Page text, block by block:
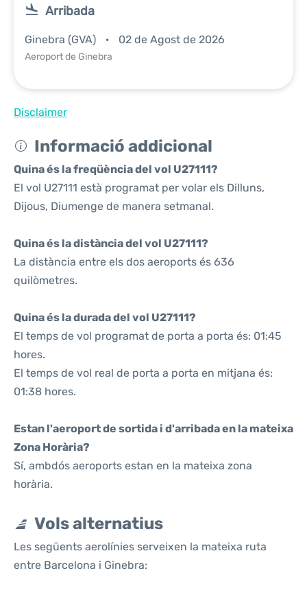
Arribada
Ginebra (GVA) 02 de Agost de 2026
Aeroport de Ginebra
Disclaimer
Informació addicional
Quina és la freqüència del vol U27111?
El vol U27111 està programat per volar els Dilluns,
Dijous, Diumenge de manera setmanal.
Quina és la distància del vol U27111?
La distància entre els dos aeroports és 636
quilòmetres.
Quina és la durada del vol U27111?
El temps de vol programat de porta a porta és: 01:45
hores.
El temps de vol real de porta a porta en mitjana és:
01:38 hores.
Estan l'aeroport de sortida i d'arribada en la mateixa
Zona Horària?
Sí, ambdós aeroports estan en la mateixa zona
horària.
Vols alternatius
Les següents aerolínies serveixen la mateixa ruta
entre Barcelona i Ginebra: